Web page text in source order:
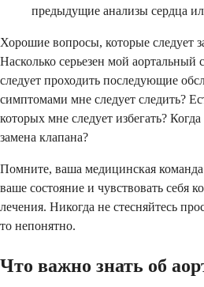
предыдущие анализы сердца
Хорошие вопросы, которые следует
Насколько серьезен мой аортальный
следует проходить последующие
симптомами мне следует следить?
которых мне следует избегать?
замена клапана?
Помните, ваша медицинская
ваше состояние и чувствовать себя
лечения. Никогда не стесняйтесь
то непонятно.
Что важно знать об